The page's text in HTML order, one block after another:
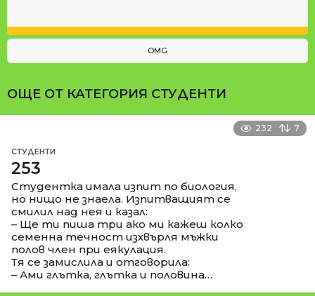
OMG
ОЩЕ ОТ КАТЕГОРИЯ СТУДЕНТИ
232 7
СТУДЕНТИ
253
Студентка имала изпит по биология,
но нищо не знаела. Изпитващият се
смилил над нея и казал:
– Ще ти пиша три ако ми кажеш колко
семенна течност изхвърля мъжки
полов член при еякулация.
Тя се замислила и отговорила:
– Ами глътка, глътка и половина…